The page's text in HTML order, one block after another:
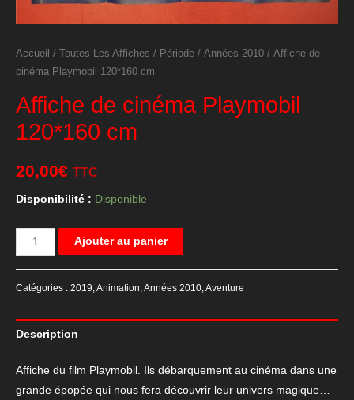
Accueil / Toutes Les Affiches / Période / Années 2010 / Affiche de
cinéma Playmobil 120*160 cm
Affiche de cinéma Playmobil
120*160 cm
20,00€ TTC
Disponibilité : Disponible
quantité
de
cinéma
Playmobil
cm
Ajouter au panier
Catégories : 2019,Animation,Années 2010,Aventure
Description
Affiche du film Playmobil. Ils débarquement au cinéma dans une
grande épopée qui nous fera découvrir leur univers magique…